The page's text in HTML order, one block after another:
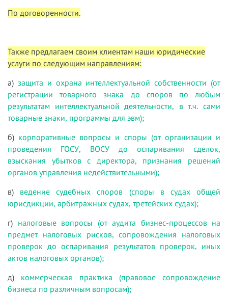
По договоренности.
Также предлагаем своим клиентам наши юридические
услуги по следующим направлениям:
а) защита и охрана интеллектуальной собственности (от
регистрации товарного знака до споров по любым
результатам интеллектуальной деятельности, в т.ч. сами
товарные знаки, программы для эвм);
б) корпоративные вопросы и споры (от организации и
проведения ГОСУ, ВОСУ до оспаривания сделок,
взыскания убытков с директора, признания решений
органов управления недействительными);
в) ведение судебных споров (споры в судах общей
юрисдикции, арбитражных судах, третейских судах);
г) налоговые вопросы (от аудита бизнес-процессов на
предмет налоговых рисков, сопровождения налоговых
проверок до оспаривания результатов проверок, иных
актов налоговых органов);
д) коммерческая практика (правовое сопровождение
бизнеса по различным вопросам);